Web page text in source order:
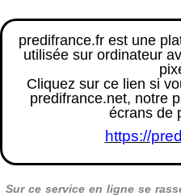
predifrance.fr est une
utilisée sur ordinateur
Cliquez sur ce lien si
predifrance.net, notre
écrans de
https://
Sur ce service en ligne se